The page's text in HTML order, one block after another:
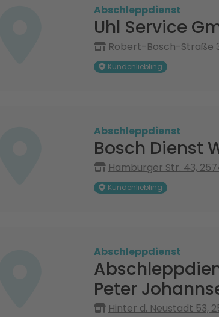
Abschleppdienst
Uhl Service
Robert-Bosch-Straße
Kundenliebling
Abschleppdienst
Bosch Dienst
Hamburger Str. 43,
Kundenliebling
Abschleppdienst
Peter
Hinter d. Neustadt 53,